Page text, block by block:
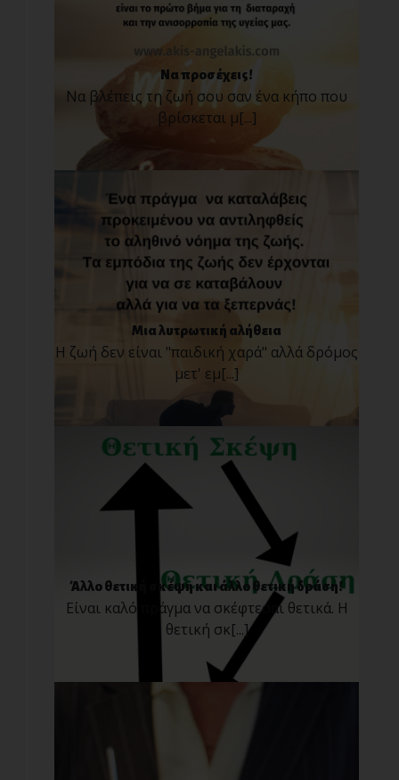
Να προσέχεις!
Να βλέπεις τη ζωή σου σαν ένα κήπο που
βρίσκεται μ[...]
Μια λυτρωτική αλήθεια
Η ζωή δεν είναι "παιδική χαρά" αλλά δρόμος
μετ' εμ[...]
Άλλο θετική σκέψη και άλλο θετική δράση!
Είναι καλό πράγμα να σκέφτεσαι θετικά. H
θετική σκ[...]